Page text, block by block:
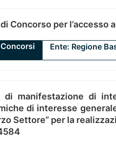
Concorso per
Ente: Regione
di manifestazione di
di interesse
Settore” per la